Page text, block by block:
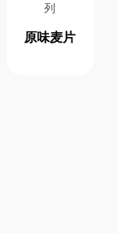
列
原味麦片